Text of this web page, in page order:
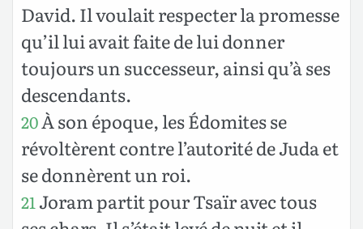
David. Il voulait respecter la promesse
qu’il lui avait faite de lui donner
toujours un successeur, ainsi qu’à ses
descendants.
20À son époque, les Édomites se
révoltèrent contre l’autorité de Juda et
se donnèrent un roi.
21 Joram partit pour Tsaïr avec tous